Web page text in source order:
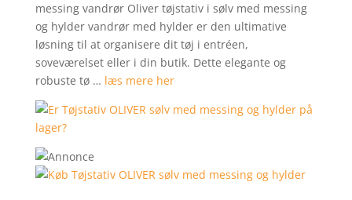
messing vandrør Oliver tøjstativ i sølv med messing
og hylder vandrør med hylder er den ultimative
løsning til at organisere dit tøj i entréen,
soveværelset eller i din butik. Dette elegante og
robuste tø … læs mere her